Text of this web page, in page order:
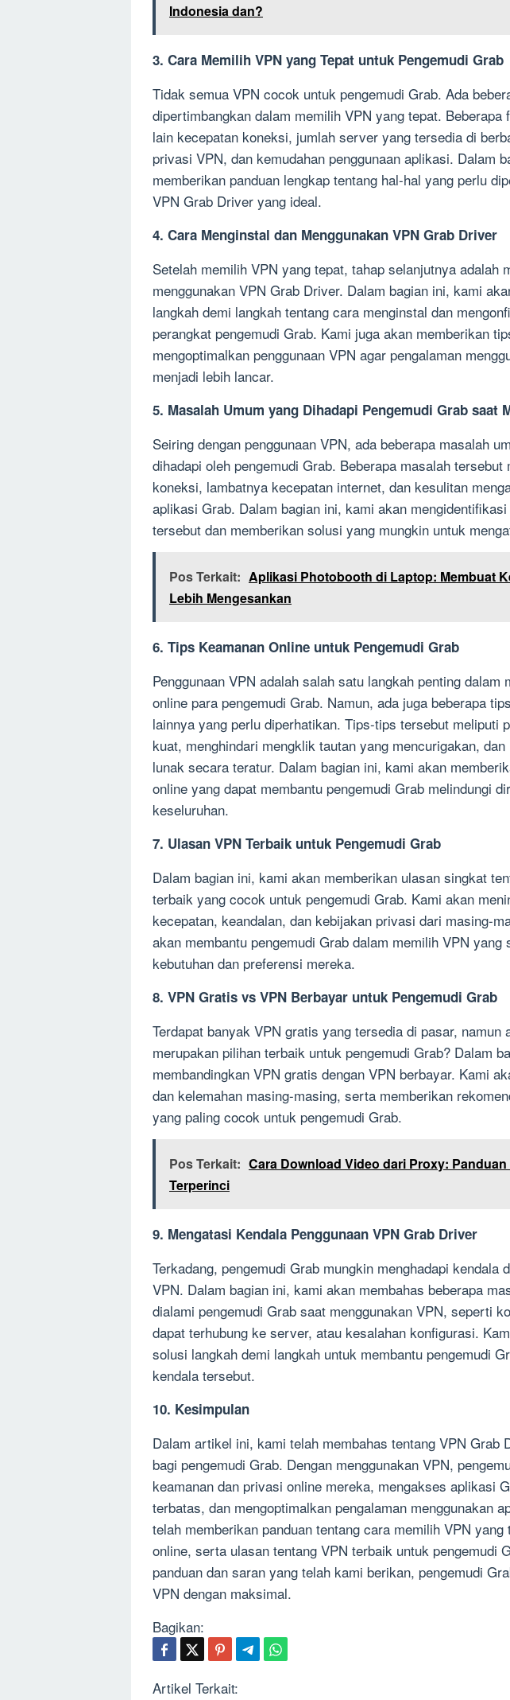
Indonesia dan?
3. Cara Memilih VPN yang Tepat untuk Pengemudi Grab
Tidak semua VPN cocok untuk pengemudi Grab. Ada
dipertimbangkan dalam memilih VPN yang tepat. Beberapa
lain kecepatan koneksi, jumlah server yang tersedia di
privasi VPN, dan kemudahan penggunaan aplikasi. Dalam
memberikan panduan lengkap tentang hal-hal yang perlu
VPN Grab Driver yang ideal.
4. Cara Menginstal dan Menggunakan VPN Grab Driver
Setelah memilih VPN yang tepat, tahap selanjutnya adalah
menggunakan VPN Grab Driver. Dalam bagian ini, kami
langkah demi langkah tentang cara menginstal dan
perangkat pengemudi Grab. Kami juga akan memberikan
mengoptimalkan penggunaan VPN agar pengalaman
menjadi lebih lancar.
5. Masalah Umum yang Dihadapi Pengemudi Grab saat
Seiring dengan penggunaan VPN, ada beberapa masalah
dihadapi oleh pengemudi Grab. Beberapa masalah tersebut
koneksi, lambatnya kecepatan internet, dan kesulitan
aplikasi Grab. Dalam bagian ini, kami akan
tersebut dan memberikan solusi yang mungkin untuk
Pos Terkait: Aplikasi Photobooth di Laptop: Membuat
Lebih Mengesankan
6. Tips Keamanan Online untuk Pengemudi Grab
Penggunaan VPN adalah salah satu langkah penting dalam
online para pengemudi Grab. Namun, ada juga beberapa
lainnya yang perlu diperhatikan. Tips-tips tersebut meliputi
kuat, menghindari mengklik tautan yang mencurigakan,
lunak secara teratur. Dalam bagian ini, kami akan
online yang dapat membantu pengemudi Grab melindungi
keseluruhan.
7. Ulasan VPN Terbaik untuk Pengemudi Grab
Dalam bagian ini, kami akan memberikan ulasan singkat
terbaik yang cocok untuk pengemudi Grab. Kami akan
kecepatan, keandalan, dan kebijakan privasi dari masing-
akan membantu pengemudi Grab dalam memilih VPN yang
kebutuhan dan preferensi mereka.
8. VPN Gratis vs VPN Berbayar untuk Pengemudi Grab
Terdapat banyak VPN gratis yang tersedia di pasar, namun
merupakan pilihan terbaik untuk pengemudi Grab? Dalam
membandingkan VPN gratis dengan VPN berbayar. Kami
dan kelemahan masing-masing, serta memberikan
yang paling cocok untuk pengemudi Grab.
Pos Terkait: Cara Download Video dari Proxy:
Terperinci
9. Mengatasi Kendala Penggunaan VPN Grab Driver
Terkadang, pengemudi Grab mungkin menghadapi kendala
VPN. Dalam bagian ini, kami akan membahas beberapa
dialami pengemudi Grab saat menggunakan VPN, seperti
dapat terhubung ke server, atau kesalahan konfigurasi.
solusi langkah demi langkah untuk membantu pengemudi
kendala tersebut.
10. Kesimpulan
Dalam artikel ini, kami telah membahas tentang VPN Grab
bagi pengemudi Grab. Dengan menggunakan VPN,
keamanan dan privasi online mereka, mengakses aplikasi
terbatas, dan mengoptimalkan pengalaman menggunakan
telah memberikan panduan tentang cara memilih VPN
online, serta ulasan tentang VPN terbaik untuk pengemudi
panduan dan saran yang telah kami berikan, pengemudi
VPN dengan maksimal.
Bagikan:
Artikel Terkait: